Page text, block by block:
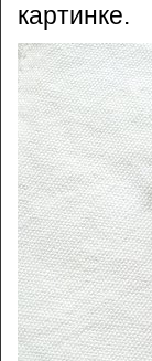
картинке.